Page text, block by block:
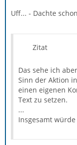
Uff... - Dachte
Zitat
Das sehe ich
Sinn der Aktion
einen eigenen
Text zu setzen.
...
Insgesamt